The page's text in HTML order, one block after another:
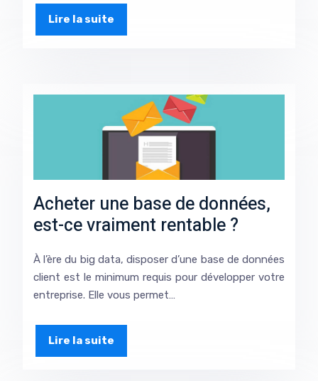
Lire la suite
Acheter une base de données,
est-ce vraiment rentable ?
À l’ère du big data, disposer d’une base de données
client est le minimum requis pour développer votre
entreprise. Elle vous permet…
Lire la suite